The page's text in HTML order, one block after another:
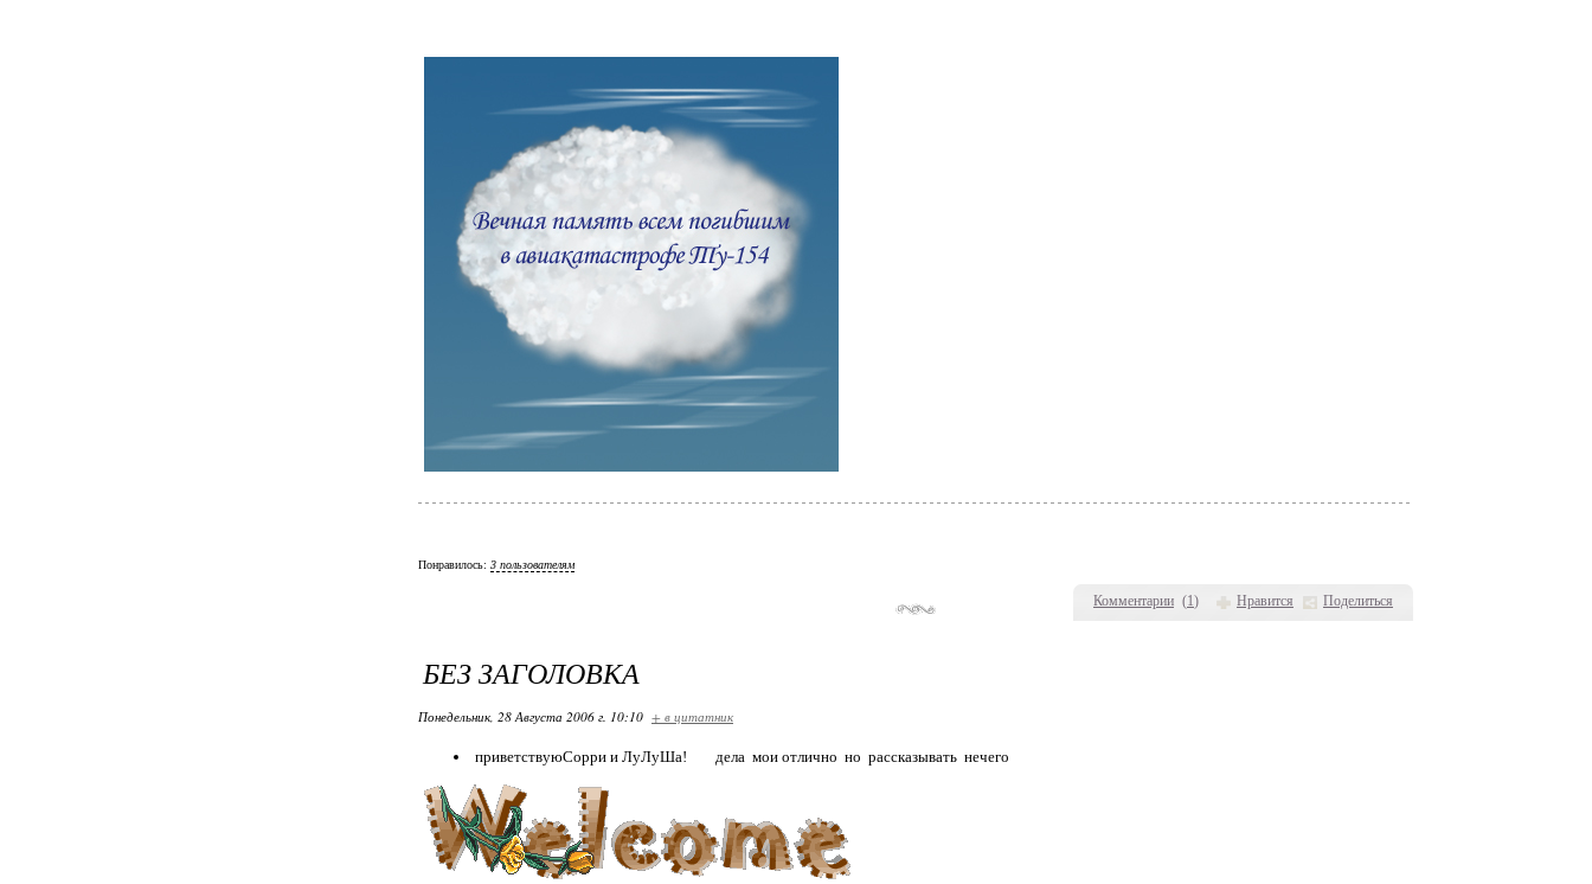
Комментарии (1) Нравится Поделиться
Понравилось: 3 пользователям
БЕЗ ЗАГОЛОВКА
Понедельник, 28 Августа 2006 г. 10:10 + в цитатник
приветствуюСорри и ЛуЛуШа! дела мои отлично но рассказывать нечего